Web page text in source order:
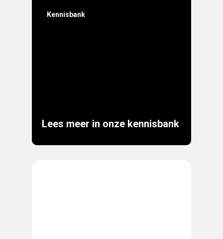
Kennisbank
Lees meer in onze kennisbank